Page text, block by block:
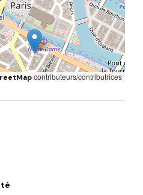
contributeurs/contributrices